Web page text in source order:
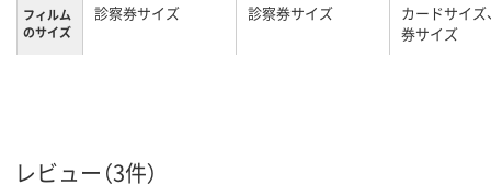
フィルム
のサイズ
診察券サイズ 診察券サイズ
カードサイズ
券サイズ
グロス、ＰＥＴ Ｐ
レビュー（3件）